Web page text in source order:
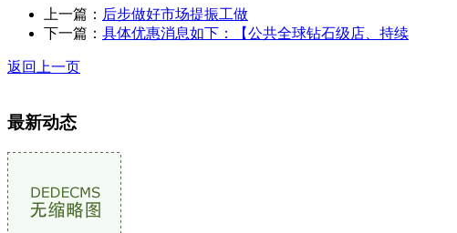
上一篇： 后步做好市场提振工做
下一篇： 具体优惠消息如下：【公共全球钻石级店、持续
返回上一页
最新动态